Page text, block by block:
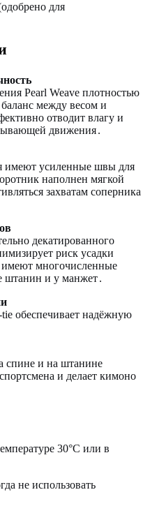
для
Pearl Weave плотностью
между весом и
отводит влагу и
движения.
имеют усиленные швы для
наполнен мягкой
захватам соперника
декатированного
риск усадки
многочисленные
штанин и у манжет.
обеспечивает надёжную
спине и на штанине
и делает кимоно
30°C или в
не использовать